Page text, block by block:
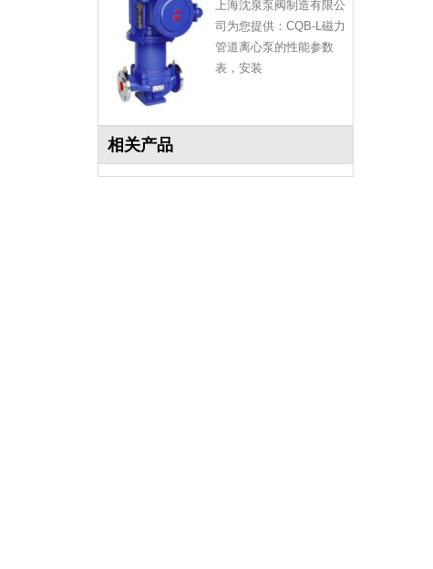
上海沈泉泵阀制造有限公
司为您提供：CQB-L磁力
管道离心泵的性能参数
表，安装
相关产品